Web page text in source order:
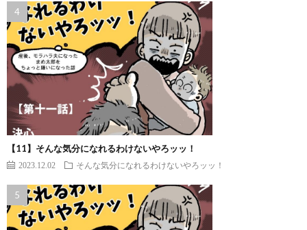
【11】そんな気分になれるわけないやろッッ！
2023.12.02 そんな気分になれるわけないやろッッ！